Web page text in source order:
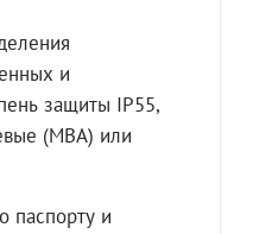
и
защиты IP55,
(МВА) или
паспорту и